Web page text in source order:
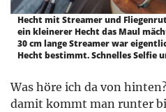
Hecht mit Streamer und
ein kleinerer Hecht das Maul
30 cm lange Streamer war
Hecht bestimmt. Schnelles Selfie
Was höre ich da von
damit kommt man runter